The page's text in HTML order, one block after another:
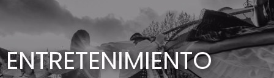
ENTRETENIMIENTO